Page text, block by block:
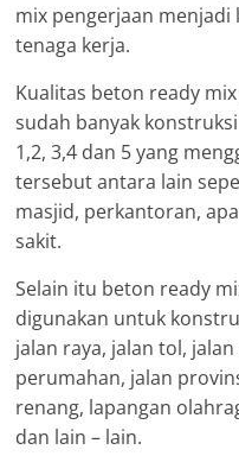
mix pengerjaan
tenaga kerja.
Kualitas beton ready
sudah banyak
1,2, 3,4 dan 5 yang
tersebut antara lain
masjid, perkantoran,
sakit.
Selain itu beton ready
digunakan untuk
jalan raya, jalan tol,
perumahan, jalan
renang, lapangan
dan lain – lain.